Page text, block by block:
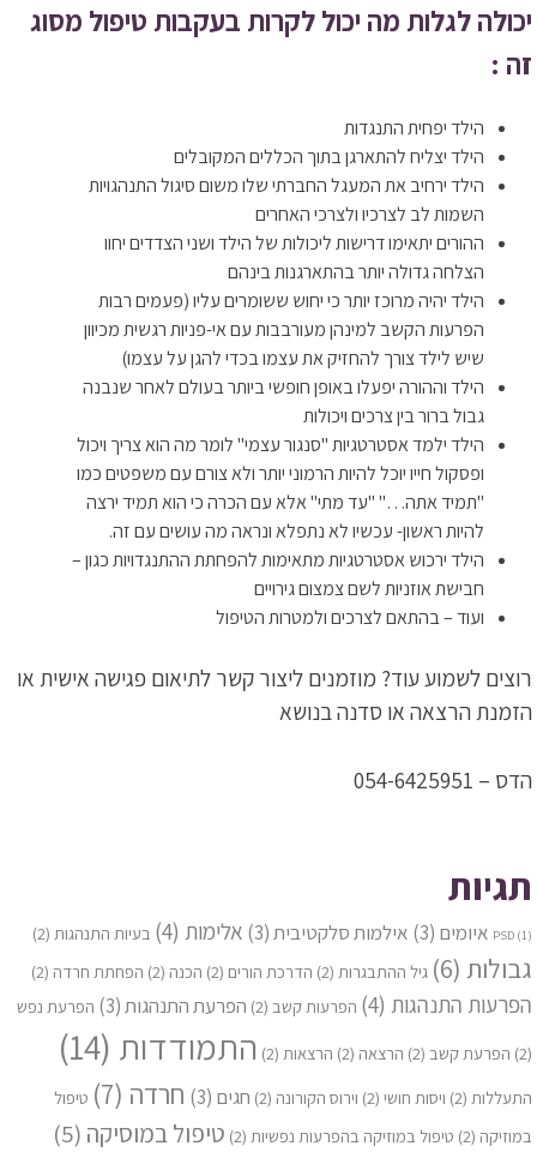
יכולה לגלות מה יכול לקרות בעקבות טיפול מסוג
זה :
הילד יפחית התנגדות
הילד יצליח להתארגן בתוך הכללים המקובלים
הילד ירחיב את המעגל החברתי שלו משום סיגול התנהגויות
השמות לב לצרכיו ולצרכי האחרים
ההורים יתאימו דרישות ליכולות של הילד ושני הצדדים יחוו
הצלחה גדולה יותר בהתארגנות בינהם
הילד יהיה מרוכז יותר כי יחוש ששומרים עליו (פעמים רבות
הפרעות הקשב למינהן מעורבבות עם אי-פניות רגשית מכיוון
שיש לילד צורך להחזיק את עצמו בכדי להגן על עצמו)
הילד וההורה יפעלו באופן חופשי ביותר בעולם לאחר שנבנה
גבול ברור בין צרכים ויכולות
הילד ילמד אסטרטגיות "סנגור עצמי" לומר מה הוא צריך ויכול
ופסקול חייו יוכל להיות הרמוני יותר ולא צורם עם משפטים כמו
"תמיד אתה…" "עד מתי" אלא עם הכרה כי הוא תמיד ירצה
להיות ראשון- עכשיו לא נתפלא ונראה מה עושים עם זה.
הילד ירכוש אסטרטגיות מתאימות להפחתת ההתנגדויות כגון –
חבישת אוזניות לשם צמצום גירויים
ועוד – בהתאם לצרכים ולמטרות הטיפול
רוצים לשמוע עוד? מוזמנים ליצור קשר לתיאום פגישה אישית או
הזמנת הרצאה או סדנה בנושא
הדס – 054-6425951
תגיות
PSD(1) איומים (3) אילמות סלקטיבית(3) אלימות (4) בעיות התנהגות (2)
גבולות (6) גיל ההתבגרות (2) הדרכת הורים (2) הכנה (2) הפחתת חרדה (2)
הפרעות התנהגות (4) הפרעות קשב (2) הפרעת התנהגות(3) הפרעת נפש
(2) הפרעת קשב (2) הרצאה (2) הרצאות (2) התמודדות (14)
התעללות (2) ויסות חושי (2) וירוס הקורונה (2) חגים (3) חרדה (7)
טיפול
במוזיקה (2) טיפול במוזיקה בהפרעות נפשיות (2) טיפול במוסיקה (5)